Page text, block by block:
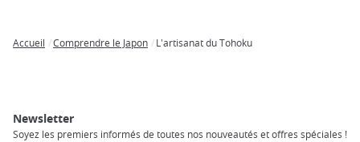
Accueil Comprendre le Japon L'artisanat du Tohoku
Newsletter
Soyez les premiers informés de toutes nos nouveautés et offres spéciales !